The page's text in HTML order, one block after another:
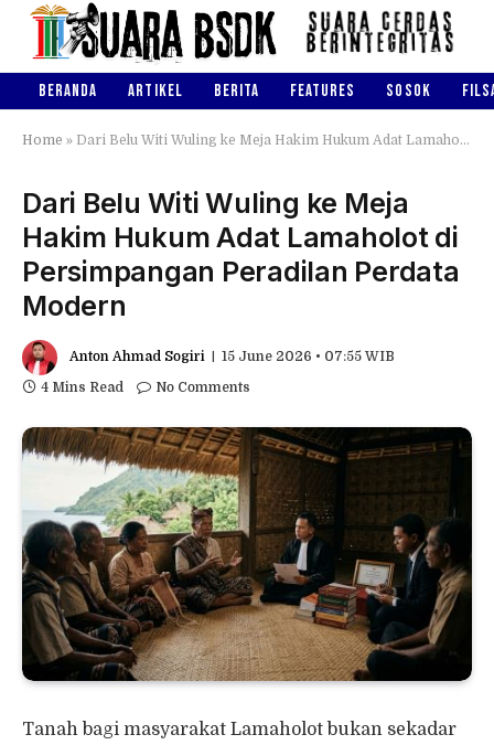
BERANDA ARTIKEL BERITA FEATURES SOSOK
Home » Dari Belu Witi Wuling ke Meja Hakim Hukum Adat Lamaholot di Persimpangan Peradilan Perdata Modern
Dari Belu Witi Wuling ke Meja
Hakim Hukum Adat Lamaholot di
Persimpangan Peradilan Perdata
Modern
Anton Ahmad Sogiri
15 June 2026 • 07:55 WIB
4 Mins Read
No Comments
Tanah bagi masyarakat Lamaholot bukan sekadar